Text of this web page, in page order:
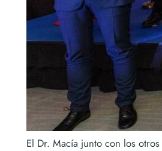
El Dr. Macía junto con los